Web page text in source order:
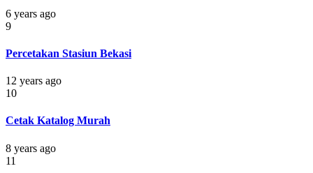
6 years ago
9
Percetakan Stasiun Bekasi
12 years ago
10
Cetak Katalog Murah
8 years ago
11